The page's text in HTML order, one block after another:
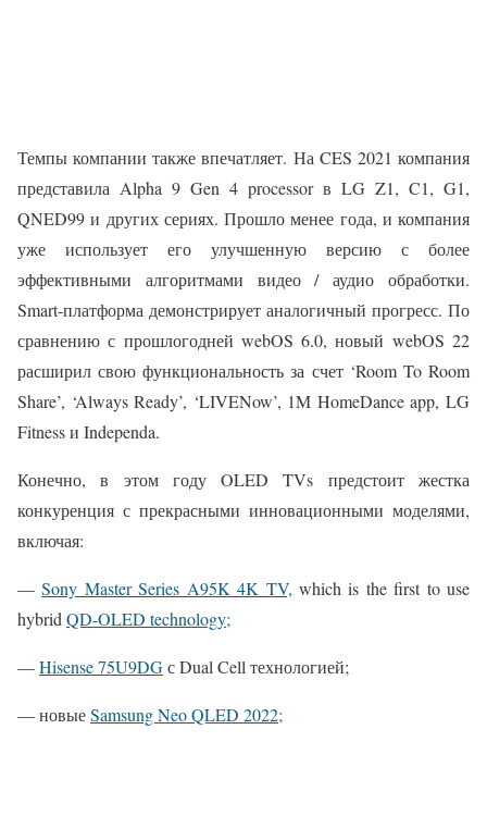
Темпы компании также впечатляет. На CES 2021 компания
представила Alpha 9 Gen 4 processor в LG Z1, C1, G1,
QNED99 и других сериях. Прошло менее года, и компания
уже использует его улучшенную версию с более
эффективными алгоритмами видео / аудио обработки.
Smart-платформа демонстрирует аналогичный прогресс. По
сравнению с прошлогодней webOS 6.0, новый webOS 22
расширил свою функциональность за счет ‘Room To Room
Share’, ‘Always Ready’, ‘LIVENow’, 1M HomeDance app, LG
Fitness и Independa.
Конечно, в этом году OLED TVs предстоит жестка
конкуренция с прекрасными инновационными моделями,
включая:
—Sony Master Series A95K 4K TV, which is the first to use
hybrid QD-OLED technology;
—Hisense 75U9DGс Dual Cell технологией;
— новыеSamsung Neo QLED 2022;